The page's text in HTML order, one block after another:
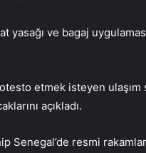
yasağı ve bagaj
etmek isteyen ulaşım
açıkladı.
Senegal’de resmi